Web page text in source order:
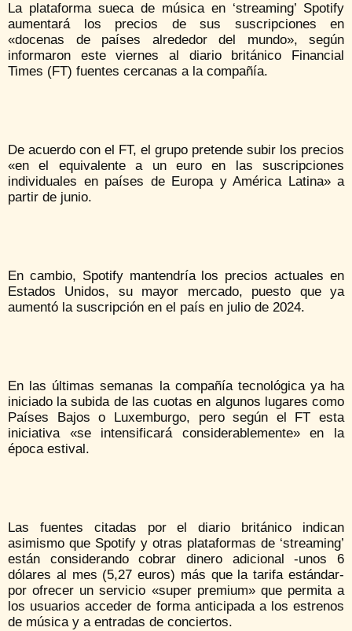
La plataforma sueca de música en ‘streaming’ Spotify
aumentará los precios de sus suscripciones en
«docenas de países alrededor del mundo», según
informaron este viernes al diario británico Financial
Times (FT) fuentes cercanas a la compañía.
De acuerdo con el FT, el grupo pretende subir los precios
«en el equivalente a un euro en las suscripciones
individuales en países de Europa y América Latina» a
partir de junio.
En cambio, Spotify mantendría los precios actuales en
Estados Unidos, su mayor mercado, puesto que ya
aumentó la suscripción en el país en julio de 2024.
En las últimas semanas la compañía tecnológica ya ha
iniciado la subida de las cuotas en algunos lugares como
Países Bajos o Luxemburgo, pero según el FT esta
iniciativa «se intensificará considerablemente» en la
época estival.
Las fuentes citadas por el diario británico indican
asimismo que Spotify y otras plataformas de ‘streaming’
están considerando cobrar dinero adicional -unos 6
dólares al mes (5,27 euros) más que la tarifa estándar-
por ofrecer un servicio «super premium» que permita a
los usuarios acceder de forma anticipada a los estrenos
de música y a entradas de conciertos.